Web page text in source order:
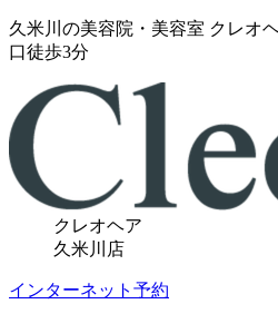
久米川の美容院・美容室 クレオ
口徒歩3分
クレオヘア
久米川店
インターネット予約